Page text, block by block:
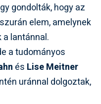
gondolták, hogy az
elem, amelynek
lantánnal.
a tudományos
és Lise Meitner
uránnal dolgoztak,